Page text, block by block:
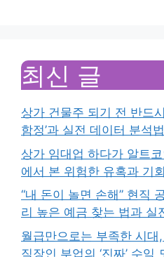
최신 글
상가 건물주 되기 전 반드
함정’과 실전 데이터 분석법
상가 임대업 하다가 알트
에서 본 위험한 유혹과 기회
“내 돈이 놀면 손해” 현직
리 높은 예금 찾는 법과 실
월급만으로는 부족한 시
직장인 부업의 ‘진짜’ 수익